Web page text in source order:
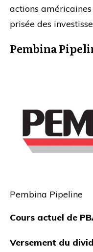
actions
prisée des
Pembina
Pembina Pipeline
Cours actuel de
Versement du